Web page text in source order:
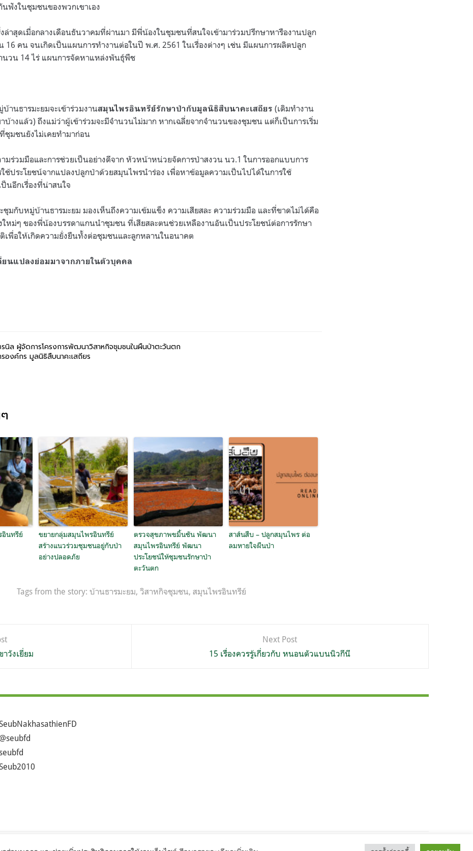
นฟังในชุมชนของพวกเขาเอง
ล่าสุดเมื่อกลางเดือนธันวาคมที่ผ่านมา มีพี่น้องในชุมชนที่สนใจเข้ามาร่วมปรึกษาหารืองานปลูก
16 คน จนเกิดเป็นแผนการทำงานต่อในปี พ.ศ. 2561 ในเรื่องต่างๆ เช่น มีแผนการผลิตปลูก
วน 14 ไร่ แผนการจัดหาแหล่งพันธุ์พืช
านธารมะยมจะเข้าร่วมงานสมุนไพรอินทรีย์รักษาป่ากับมูลนิธิสืบนาคะเสถียร (เดิมทำงาน
บ้างแล้ว) ถึงแม่ว่าผู้เข้าร่วมจะมีจำนวนไม่มาก หากเฉลี่ยจากจำนวนของชุมชน แต่ก็เป็นการเริ่ม
ชุมชนยังไม่เคยทำมาก่อน
มร่วมมือและการช่วยเป็นอย่างดีจาก หัวหน้าหน่วยจัดการป่าสงวน นว.1 ในการออกแบบการ
ใช้ประโยชน์จากแปลงปลูกป่าด้วยสมุนไพรนำร่อง เพื่อหาข้อมูลความเป็นไปได้ในการใช้
นอีกเรื่องที่น่าสนใจ
ชุมกับหมู่บ้านธารมะยม มองเห็นถึงความเข้มแข็ง ความเสียสละ ความร่วมมือ และที่ขาดไม่ได้คือ
ใหม่ๆ ของพี่น้องบรรดาแกนนำชุมชน ที่เสียสละตนช่วยเหลืองานอันเป็นประโยชน์ต่อการรักษา
เพื่อให้เกิดความยั่งยืนทั้งต่อชุมชนและลูกหลานในอนาคต
ยนแปลงย่อมมาจากภายในตัวบุคคล
นิล ผู้จัดการโครงการพัฒนาวิสาหกิจชุมชนในผืนป่าตะวันตก
องค์กร มูลนิธิสืบนาคะเสถียร
อินทรีย์
ขยายกลุ่มสมุนไพรอินทรีย์
สร้างแนวร่วมชุมชนอยู่กับป่า
อย่างปลอดภัย
ตรวจสุขภาพขมิ้นชัน พัฒนา
สมุนไพรอินทรีย์ พัฒนา
ประโยชน์ให้ชุมชนรักษาป่า
ตะวันตก
สาส์นสืบ – ปลูกสมุนไพร ต่อ
ลมหายใจผืนป่า
Tags from the story: บ้านธารมะยม, วิสาหกิจชุมชน, สมุนไพรอินทรีย์
วังเยี่ยม
Next Post
15 เรื่องควรรู้เกี่ยวกับ หนอนตัวแบนนิวกีนี
@seubfd